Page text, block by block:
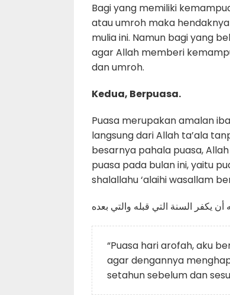
Bagi yang memiliki
atau umroh maka
mulia ini. Namun bagi yang
agar Allah memberi
dan umroh.
Kedua, Berpuasa.
Puasa merupakan amalan
langsung dari Allah ta’ala
besarnya pahala puasa,
puasa pada bulan ini, yaitu
shalallahu ‘alaihi wasallam
يكفر السنة التي قبله والتي بعده
“Puasa hari arofah, aku
agar dengannya
setahun sebelum dan